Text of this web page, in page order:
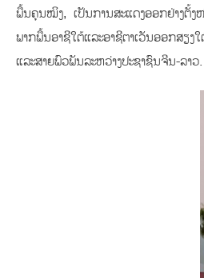
ພື້ນຄຸນໝິງ, ເປັນການສະແດງອອກຢ່າງຕັ້ງ
ພາກພື້ນອາຊີໃຕ້ແລະອາຊີຕາເວັນອອກສຽ
ແລະສາຍພົວພັນລະຫວ່າງປະຊາຊົນຈີນ-ລາວ.